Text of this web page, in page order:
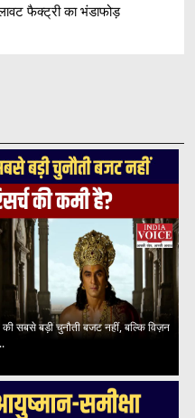
फैक्ट्री का भंडाफोड़
सबसे बड़ी चुनौती बजट नहीं, बल्कि विज़न